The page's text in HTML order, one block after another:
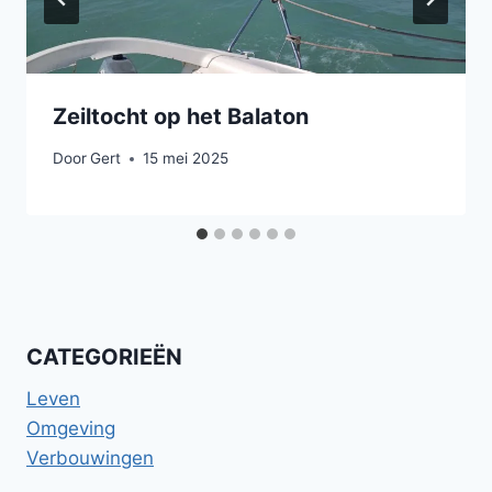
Zeiltocht op het Balaton
DoorGert 15 mei 2025
CATEGORIEËN
Leven
Omgeving
Verbouwingen